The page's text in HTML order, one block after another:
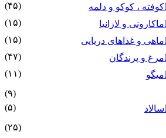
کوفته ، کوکو و دلمه
(۴۵)
ماکارونی و لازانیا
(۱۵)
ماهی و غذاهای دریایی
(۱۵)
مرغ و پرندگان
(۴۷)
میگو
(۱۱)
(۹)
سالاد
(۵)
(۲۵)